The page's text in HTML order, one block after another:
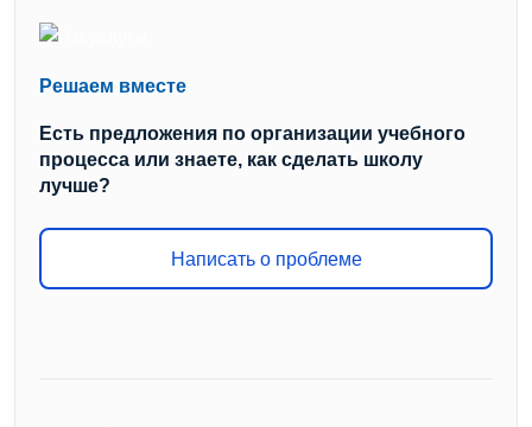
Решаем вместе
Есть предложения по организации учебного
процесса или знаете, как сделать школу
лучше?
Написать о проблеме